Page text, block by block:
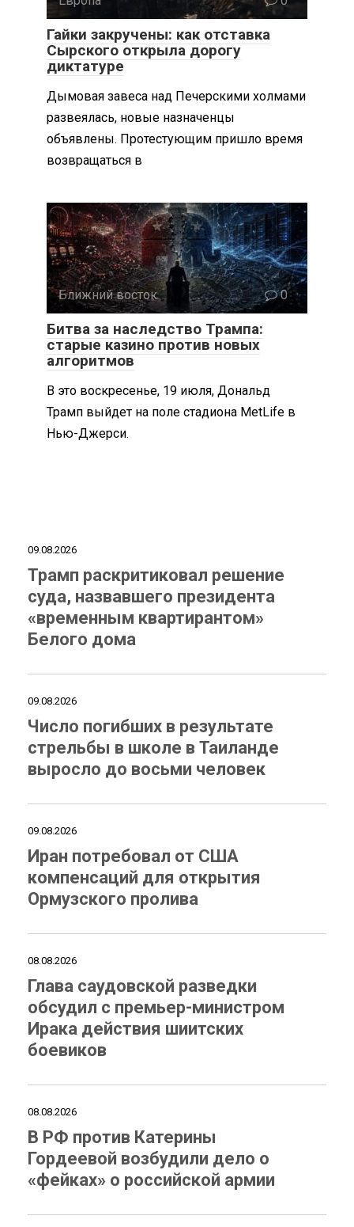
Гайки закручены: как отставка
Сырского открыла дорогу
диктатуре
Дымовая завеса над Печерскими холмами
развеялась, новые назначенцы
объявлены. Протестующим пришло время
возвращаться в
Ближний восток 0
Битва за наследство Трампа:
старые казино против новых
алгоритмов
В это воскресенье, 19 июля, Дональд
Трамп выйдет на поле стадиона MetLife в
Нью-Джерси.
09.08.2026
Трамп раскритиковал решение
суда, назвавшего президента
«временным квартирантом»
Белого дома
09.08.2026
Число погибших в результате
стрельбы в школе в Таиланде
выросло до восьми человек
09.08.2026
Иран потребовал от США
компенсаций для открытия
Ормузского пролива
08.08.2026
Глава саудовской разведки
обсудил с премьер-министром
Ирака действия шиитских
боевиков
08.08.2026
В РФ против Катерины
Гордеевой возбудили дело о
«фейках» о российской армии